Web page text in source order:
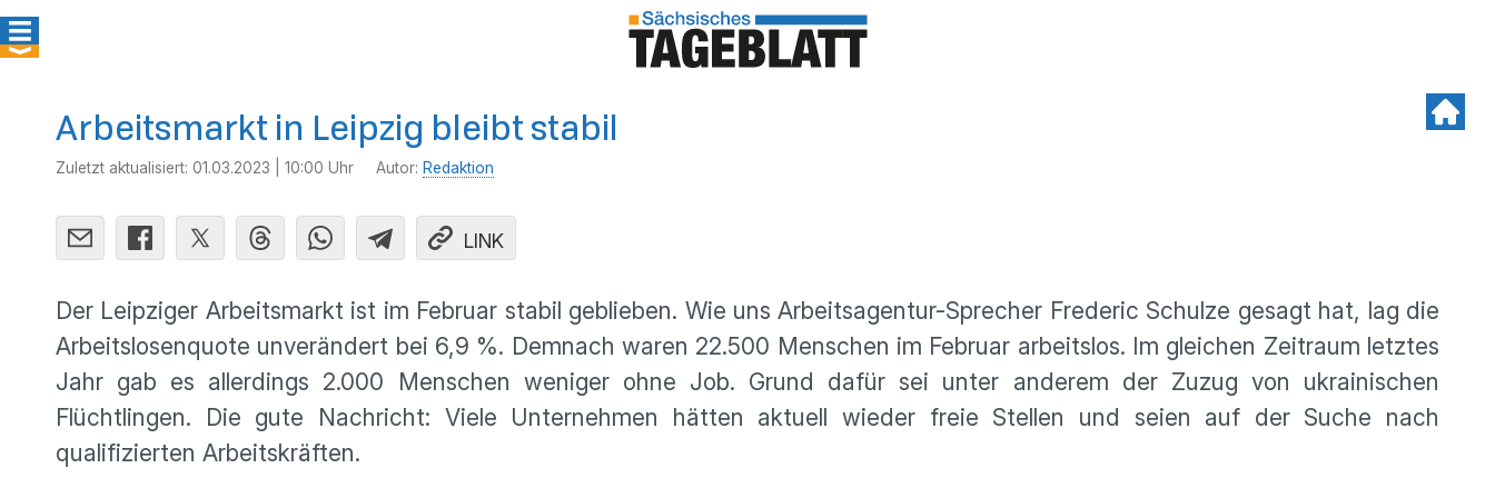
Arbeitsmarkt in Leipzig bleibt stabil
Zuletzt aktualisiert: 01.03.2023 | 10:00 Uhr Autor: Redaktion
LINK
Der Leipziger Arbeitsmarkt ist im Februar stabil geblieben. Wie uns Arbeitsagentur-Sprecher Frederic Schulze gesagt hat, lag die
Arbeitslosenquote unverändert bei 6,9 %. Demnach waren 22.500 Menschen im Februar arbeitslos. Im gleichen Zeitraum letztes
Jahr gab es allerdings 2.000 Menschen weniger ohne Job. Grund dafür sei unter anderem der Zuzug von ukrainischen
Flüchtlingen. Die gute Nachricht: Viele Unternehmen hätten aktuell wieder freie Stellen und seien auf der Suche nach
qualifizierten Arbeitskräften.